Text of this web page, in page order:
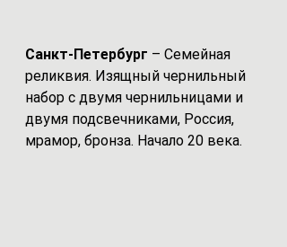
Санкт-Петербург – Семейная
реликвия. Изящный чернильный
набор с двумя чернильницами и
двумя подсвечниками, Россия,
мрамор, бронза. Начало 20 века.